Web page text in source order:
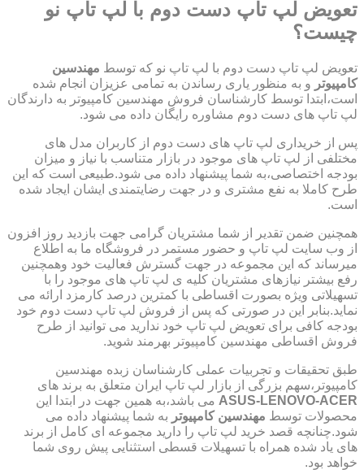
تعویض لپ تاپ دست دوم با لپ تاپ نو
چیست؟
تعویض لپ تاپ دست دوم با لپ تاپ نو که توسط مهندسین
کامپیوتر و به منظور یاری رساندن به تمامی عزیزان انجام شده
است،ابتدا توسط کارشناسان فروش مهندسین کامپیوتر به دارندگان
لپ تاپ های دست دوم مشاوره رایگان داده می شود.
پس از خریداری لپ تاپ های دست دوم از کاربران مدل های
مختلفی از لپ تاپ های موجود در بازار متناسب با نیاز و میزان
بودجه اختصاصی،به شما پیشنهاد داده می شود.طبیعی است که این
طرح کاملا به نفع مشتری و در جهت رضایتمندی ایشان ایجاد شده
است.
همچنین ضمن تقدیر از شما مشتریان گرامی جهت بازدید روز افزون
از وب سایت لپ تاپ و حضور مستمر در فروشگاه ما به اطلاع
میرساند که این مجموعه در جهت گسترش فعالیت خود وهمچنین
رفع بیشتر نیازهای مشتریان کلیه ی لپ تاپ های موجود را با
تسهیلاتی ویژه بصورت اقساطی با کمترین درصد کارمزد ارائه می
نماید.بنابر این در صورتی که پس از فروش لپ تاپ دست دوم خود
بودجه کافی برای تعویض لپ تاپ خود ندارید می توانید از طرح
فروش اقساطی مهندسین کامپیوتر بهرمند شوید.
طبق تحقیقات و تجربیات عملی کارشناسان زبده مهندسین
کامپیوتر،سهم بزرگی از بازار لپ تاپ ایران متعلق به برند های
ASUS-LENOVO-ACER می باشد،به همین جهت در ابتدا این
محصولات توسط مهندسین کامپیوتر به شما پیشنهاد داده می
شود.چنانچه قصد خرید لپ تاپ را دارید مجموعه ای کامل از برند
های یاد شده همراه با تسهیلات قسطی استثنایی پیش روی شما
خواهد بود.